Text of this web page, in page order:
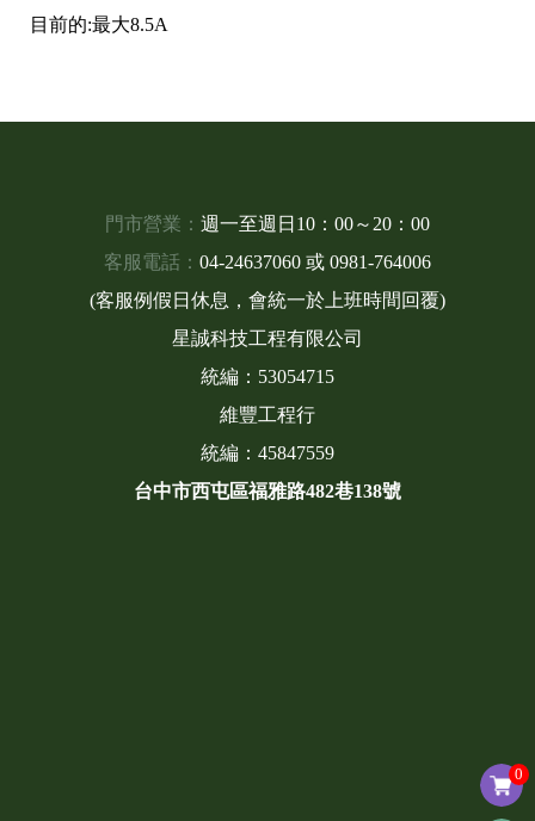
0
目前的:最大8.5A
門市營業： 週一至週日10：00～20：00
客服電話： 04-24637060 或 0981-764006
(客服例假日休息，會統一於上班時間回覆)
星誠科技工程有限公司
統編：53054715
維豐工程行
統編：45847559
台中市西屯區福雅路482巷138號